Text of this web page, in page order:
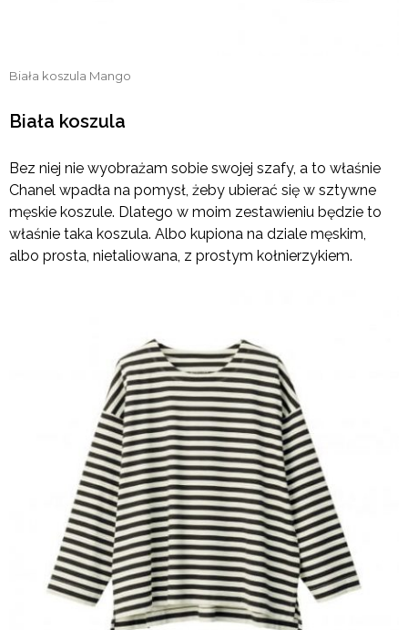
Biała koszula Mango
Biała koszula
Bez niej nie wyobrażam sobie swojej szafy, a to właśnie
Chanel wpadła na pomysł, żeby ubierać się w sztywne
męskie koszule. Dlatego w moim zestawieniu będzie to
właśnie taka koszula. Albo kupiona na dziale męskim,
albo prosta, nietaliowana, z prostym kołnierzykiem.